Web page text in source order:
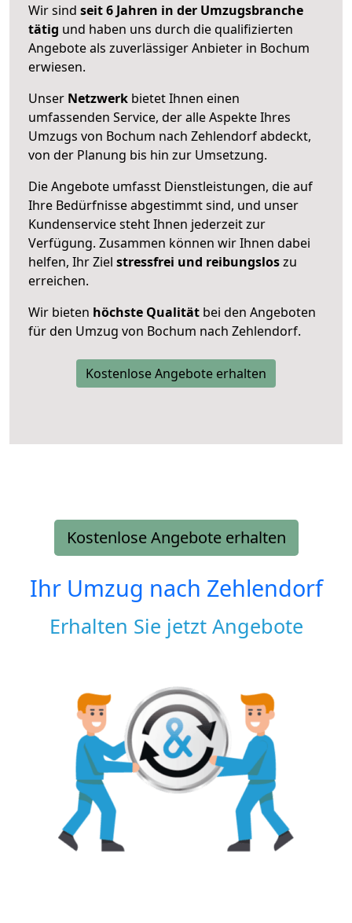
Wir sind seit 6 Jahren in der Umzugsbranche
tätig und haben uns durch die qualifizierten
Angebote als zuverlässiger Anbieter in Bochum
erwiesen.
Unser Netzwerk bietet Ihnen einen
umfassenden Service, der alle Aspekte Ihres
Umzugs von Bochum nach Zehlendorf abdeckt,
von der Planung bis hin zur Umsetzung.
Die Angebote umfasst Dienstleistungen, die auf
Ihre Bedürfnisse abgestimmt sind, und unser
Kundenservice steht Ihnen jederzeit zur
Verfügung. Zusammen können wir Ihnen dabei
helfen, Ihr Ziel stressfrei und reibungsloszu
erreichen.
Wir bieten höchste Qualität bei den Angeboten
für den Umzug von Bochum nach Zehlendorf.
Kostenlose Angebote erhalten
Kostenlose Angebote erhalten
Ihr Umzug nach Zehlendorf
Erhalten Sie jetzt Angebote